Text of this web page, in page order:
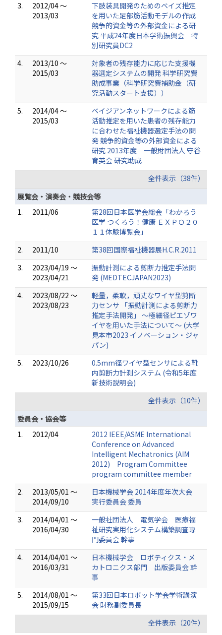
3.
2012/04 ～
2013/03
下肢装具開発のためのベイズ推定
を用いた足部筋活動モデルの作成
競争的資金等の外部資金による研
究 平成24年度日本学術振興会 特
別研究員DC2
4.
2013/10 ～
2015/03
対象者の残存能力に応じた支援機
器選定システムの開発 科学研究費
助成事業（科学研究費補助金（研
究活動スタート支援））
5.
2014/04 ～
2015/03
ベイジアンネットワークによる筋
活動推定を用いた患者の残存能力
に合わせた福祉機器選定手法の開
発 競争的資金等の外部資金による
研究 2013年度 一般財団法人 守谷
育英会 研究助成
全件表示（38件）
展覧会・演奏会・競技会等
1.
2011/06
第28回日本医学会総会「わかろう
医学 つくろう！健康 ＥＸＰＯ２０
１１体験博覧会」
2.
2011/10
第38回国際福祉機器展H.C.R.2011
3.
2023/04/19 ～
2023/04/21
振動計測による剪断力推定手法開
発 (MEDTECJAPAN2023)
4.
2023/08/22 ～
2023/08/23
軽量，柔軟，頑丈なワイヤ型剪断
力センサ 「振動計測による剪断力
推定手法開発」 ～極細径ピエゾワ
イヤを用いた手法について～ (大学
見本市2023 イノベーション・ジャ
パン)
5.
2023/10/26
0.5mm径ワイヤ型センサによる靴
内剪断力計測システム (令和5年度
新技術説明会)
全件表示（10件）
委員会・協会等
1.
2012/04
2012 IEEE/ASME International
Conference on Advanced
Intelligent Mechatronics (AIM
2012) Program Committee
program committee member
2.
2013/05/01 ～
2014/09/10
日本機械学会 2014年度年次大会
実行委員会 委員
3.
2014/04/01 ～
2016/04/30
一般社団法人 電気学会 医療福
祉研究実用化システム構築調査専
門委員会 幹事
4.
2014/04/01 ～
2016/03/31
日本機械学会 ロボティクス・メ
カトロニクス部門 出版委員会 幹
事
5.
2014/08/01 ～
2015/09/15
第33回日本ロボット学会学術講演
会 財務副委員長
全件表示（20件）